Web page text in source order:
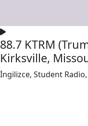
88.7 KTRM
Kirksville,
İngilizce, Student